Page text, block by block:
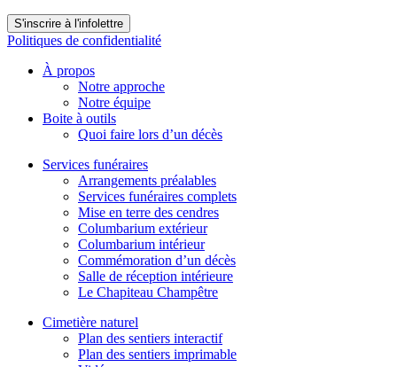
S'inscrire à l'infolettre
Politiques de confidentialité
À propos
Notre approche
Notre équipe
Boite à outils
Quoi faire lors d’un décès
Services funéraires
Arrangements préalables
Services funéraires complets
Mise en terre des cendres
Columbarium extérieur
Columbarium intérieur
Commémoration d’un décès
Salle de réception intérieure
Le Chapiteau Champêtre
Cimetière naturel
Plan des sentiers interactif
Plan des sentiers imprimable